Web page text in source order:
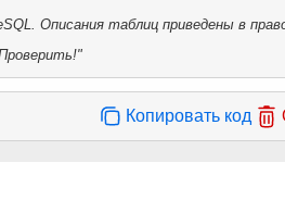
Описания таблиц приведены в
Копировать код